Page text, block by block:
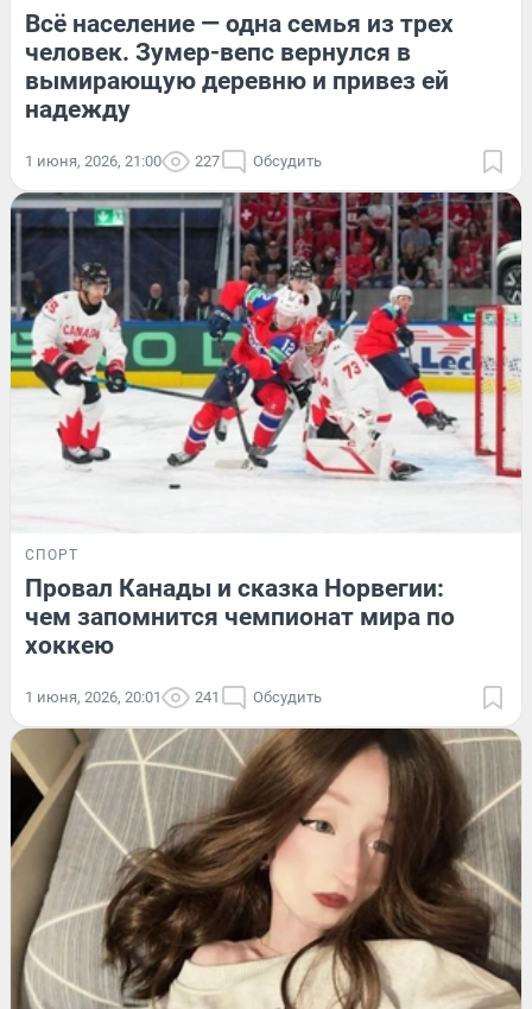
Всё население — одна семья из трех
человек. Зумер-вепс вернулся в
вымирающую деревню и привез ей
надежду
1 июня, 2026, 21:00 227 Обсудить
СПОРТ
Провал Канады и сказка Норвегии:
чем запомнится чемпионат мира по
хоккею
1 июня, 2026, 20:01 241 Обсудить